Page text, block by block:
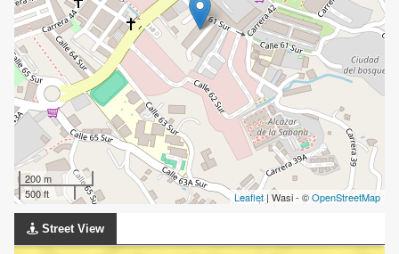
200 m
500 ft
Leaflet | Wasi - ©OpenStreetMap
Street View